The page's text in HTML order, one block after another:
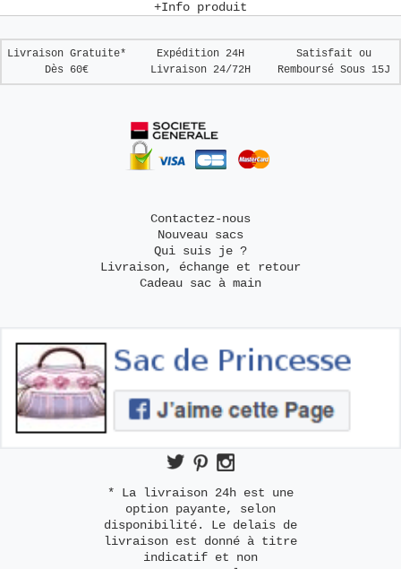
+Info produit
Livraison Gratuite*
Dès 60€
Expédition 24H
Livraison 24/72H
Satisfait ou
Remboursé Sous 15J
Contactez-nous
Nouveau sacs
Qui suis je ?
Livraison, échange et retour
Cadeau sac à main
* La livraison 24h est une
option payante, selon
disponibilité. Le delais de
livraison est donné à titre
indicatif et non